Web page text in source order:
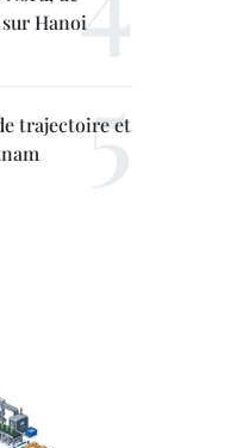
Hanoi
trajectoire et